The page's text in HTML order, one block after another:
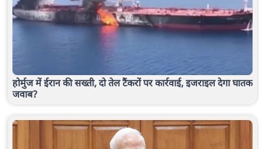
होर्मुज में ईरान की सख्ती, दो तेल टैंकरों पर कार्रवाई, इजराइल देगा घातक
जवाब?